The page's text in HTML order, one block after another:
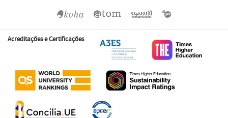
Acreditações e Certificações